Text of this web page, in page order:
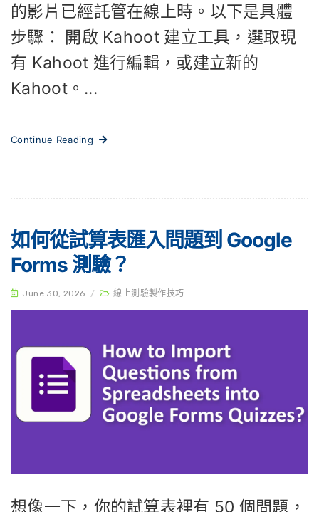
的影片已經託管在線上時。以下是具體
步驟： 開啟 Kahoot 建立工具，選取現
有 Kahoot 進行編輯，或建立新的
Kahoot。...
Continue Reading
如何從試算表匯入問題到 Google
Forms 測驗？
June 30, 2026 / 線上測驗製作技巧
想像一下，你的試算表裡有 50 個問題，